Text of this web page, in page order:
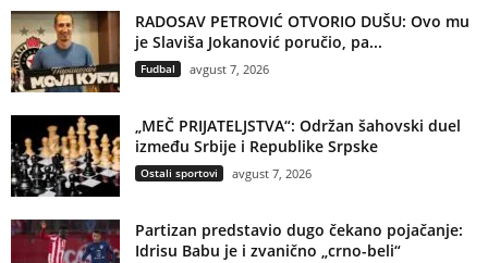
RADOSAV PETROVIĆ OTVORIO DUŠU: Ovo mu
je Slaviša Jokanović poručio, pa...
Fudbal avgust 7, 2026
„MEČ PRIJATELJSTVA“: Održan šahovski duel
između Srbije i Republike Srpske
Ostali sportovi avgust 7, 2026
Partizan predstavio dugo čekano pojačanje:
Idrisu Babu je i zvanično „crno-beli“